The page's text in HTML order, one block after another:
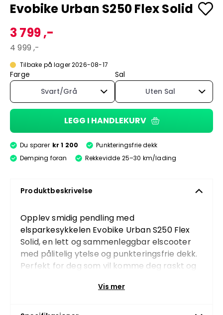
Evobike Urban S250 Flex Solid
3 799 ,-
4 999 ,-
Tilbake på lager 2026-08-17
Farge
Svart/Grå
Sal
Uten Sal
LEGG I HANDLEKURV
Du sparer kr 1 200
Punkteringsfrie dekk
Demping foran
Rekkevidde 25–30 km/lading
Produktbeskrivelse
Opplev smidig pendling med
elsparkesykkelen Evobike Urban S250 Flex
Solid, en lett og sammenleggbar elscooter
med pålitelig ytelse og punkteringsfrie dekk.
Perfekt for deg som vil komme deg raskt og
kjøring og god rekkevidde.
Vis mer